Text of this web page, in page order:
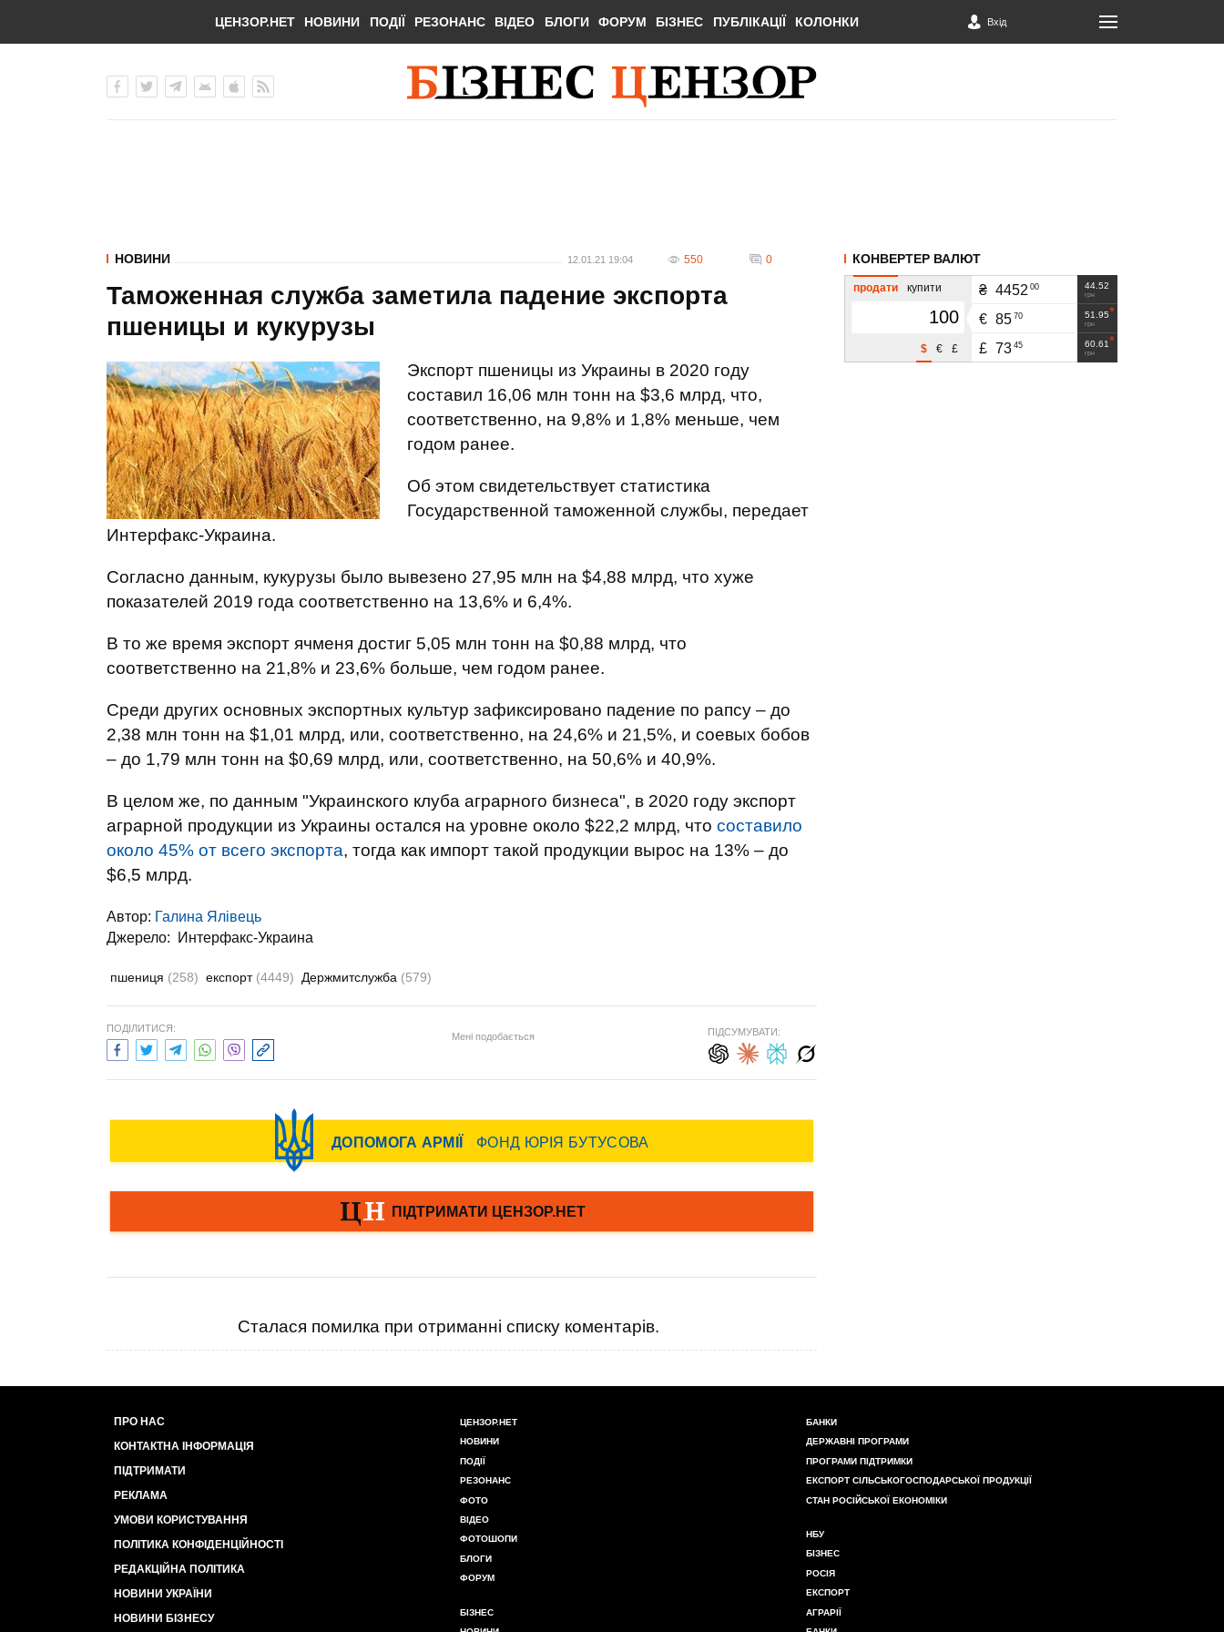
ЦЕНЗОР.НЕТ НОВИНИ ПОДІЇ РЕЗОНАНС ВІДЕО БЛОГИ ФОРУМ БІЗНЕС ПУБЛІКАЦІЇ КОЛОНКИ Вхід
НОВИНИ 12.01.21 19:04 550 0
Таможенная служба заметила падение экспорта
пшеницы и кукурузы
Экспорт пшеницы из Украины в 2020 году
составил 16,06 млн тонн на $3,6 млрд, что,
соответственно, на 9,8% и 1,8% меньше, чем
годом ранее.
Об этом свидетельствует статистика
Государственной таможенной службы, передает
Интерфакс-Украина.
Согласно данным, кукурузы было вывезено 27,95 млн на $4,88 млрд, что хуже
показателей 2019 года соответственно на 13,6% и 6,4%.
В то же время экспорт ячменя достиг 5,05 млн тонн на $0,88 млрд, что
соответственно на 21,8% и 23,6% больше, чем годом ранее.
Среди других основных экспортных культур зафиксировано падение по рапсу – до
2,38 млн тонн на $1,01 млрд, или, соответственно, на 24,6% и 21,5%, и соевых бобов
– до 1,79 млн тонн на $0,69 млрд, или, соответственно, на 50,6% и 40,9%.
В целом же, по данным "Украинского клуба аграрного бизнеса", в 2020 году экспорт
аграрной продукции из Украины остался на уровне около $22,2 млрд, что составило
около 45% от всего экспорта, тогда как импорт такой продукции вырос на 13% – до
$6,5 млрд.
Автор: Галина Ялівець
Джерело:
Интерфакс-Украина
пшениця (258) експорт (4449) Держмитслужба (579)
ПОДІЛИТИСЯ:
Мені подобається ПІДСУМУВАТИ:
Сталася помилка при отриманні списку коментарів.
КОНВЕРТЕР ВАЛЮТ
продати купити
£
€
$
44.52
грн
₴ 4452 00
51.95
грн
€ 85 70
60.61
грн
£ 73 45
ПРО НАС
КОНТАКТНА ІНФОРМАЦІЯ
ПІДТРИМАТИ
РЕКЛАМА
УМОВИ КОРИСТУВАННЯ
ПОЛІТИКА КОНФІДЕНЦІЙНОСТІ
РЕДАКЦІЙНА ПОЛІТИКА
НОВИНИ УКРАЇНИ
НОВИНИ БІЗНЕСУ
ЦЕНЗОР.НЕТ
НОВИНИ
ПОДІЇ
РЕЗОНАНС
ФОТО
ВІДЕО
ФОТОШОПИ
БЛОГИ
ФОРУМ
БІЗНЕС
БАНКИ
ДЕРЖАВНІ ПРОГРАМИ
ПРОГРАМИ ПІДТРИМКИ
ЕКСПОРТ СІЛЬСЬКОГОСПОДАРСЬКОЇ ПРОДУКЦІЇ
СТАН РОСІЙСЬКОЇ ЕКОНОМІКИ
НБУ
БІЗНЕС
РОСІЯ
ЕКСПОРТ
АГРАРІЇ